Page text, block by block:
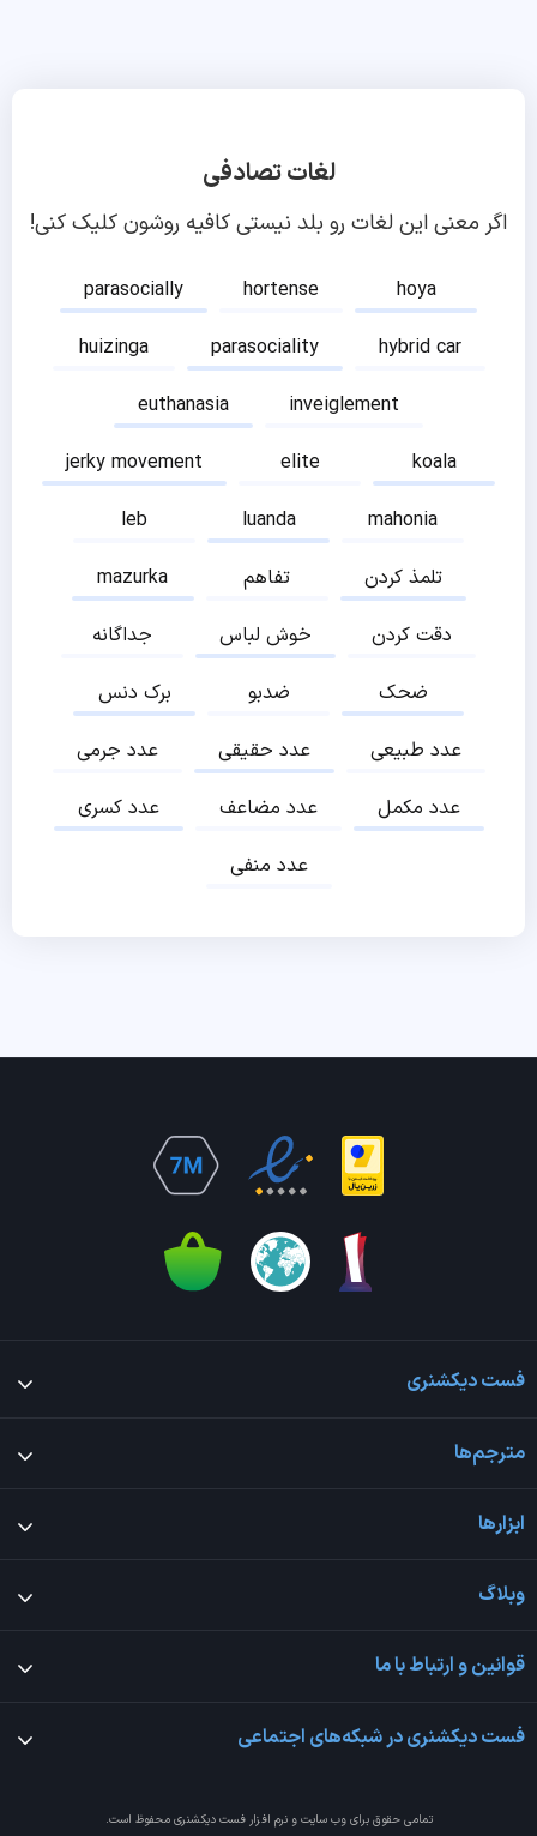
لغات تصادفی
اگر معنی این لغات رو بلد نیستی کافیه روشون کلیک کنی!
parasocially hortense
hoya
huizinga
parasociality
hybrid car
euthanasia
inveiglement
jerky movement
elite
koala
leb
luanda
mahonia
mazurka
تفاهم
تلمذ کردن
جداگانه
خوش لباس
دقت کردن
برک دنس
ضدبو
ضحک
عدد جرمی
عدد حقیقی
عدد طبیعی
عدد کسری
عدد مضاعف
عدد مکمل
عدد منفی
فست دیکشنری
مترجم‌ها
ابزارها
وبلاگ
قوانین و ارتباط با ما
فست دیکشنری در شبکه‌های اجتماعی
تمامی حقوق برای وب سایت و نرم افزارفست دیکشنری محفوظ است.